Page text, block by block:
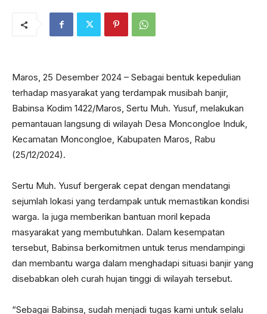
Maros, 25 Desember 2024 – Sebagai bentuk kepedulian
terhadap masyarakat yang terdampak musibah banjir,
Babinsa Kodim 1422/Maros, Sertu Muh. Yusuf, melakukan
pemantauan langsung di wilayah Desa Moncongloe Induk,
Kecamatan Moncongloe, Kabupaten Maros, Rabu
(25/12/2024).
Sertu Muh. Yusuf bergerak cepat dengan mendatangi
sejumlah lokasi yang terdampak untuk memastikan kondisi
warga. Ia juga memberikan bantuan moril kepada
masyarakat yang membutuhkan. Dalam kesempatan
tersebut, Babinsa berkomitmen untuk terus mendampingi
dan membantu warga dalam menghadapi situasi banjir yang
disebabkan oleh curah hujan tinggi di wilayah tersebut.
“Sebagai Babinsa, sudah menjadi tugas kami untuk selalu